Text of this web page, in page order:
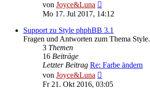
von Joyce&Luna
Beitrag
Mo 17. Jul 2017, 14:12
Support zu Style phphBB 3.1
Fragen und Antworten zum Thema Style.
3 Themen
16 Beiträge
Letzter Beitrag Re: Farbe ändern
von Joyce&Luna
Beitrag
Fr 21. Okt 2016, 03:05